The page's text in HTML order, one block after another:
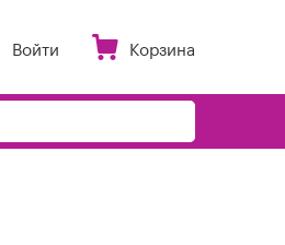
Войти Корзина